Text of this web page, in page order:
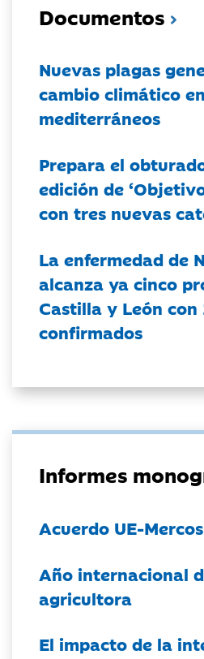
Documentos
Nuevas plagas
cambio climático
mediterráneos
Prepara el
edición de
con tres nuevas
La enfermedad de
alcanza ya cinco
Castilla y León con
confirmados
Informes
Acuerdo UE-
Año internacional
agricultora
El impacto de la